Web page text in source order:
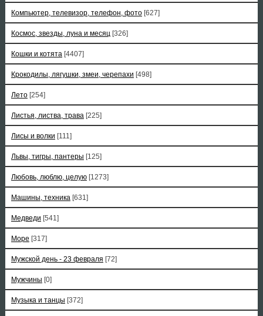
Компьютер, телевизор, телефон, фото [627]
Космос, звезды, луна и месяц [326]
Кошки и котята [4407]
Крокодилы, лягушки, змеи, черепахи [498]
Лето [254]
Листья, листва, трава [225]
Лисы и волки [111]
Львы, тигры, пантеры [125]
Любовь, люблю, целую [1273]
Машины, техника [631]
Медведи [541]
Море [317]
Мужской день - 23 февраля [72]
Мужчины [0]
Музыка и танцы [372]